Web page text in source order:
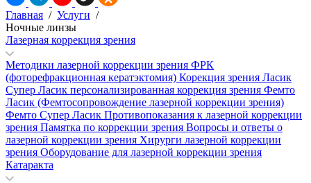
Главная / Услуги /
Ночные линзы
Лазерная коррекция зрения
Методики лазерной коррекции зрения ФРК
(фоторефракционная кератэктомия) Корекция зрения Ласик
Супер Ласик персонализированная коррекция зрения Фемто
Ласик (Фемтосопровождение лазерной коррекции зрения)
Фемто Супер Ласик Противопоказания к лазерной коррекции
зрения Памятка по коррекции зрения Вопросы и ответы о
лазерной коррекции зрения Хирурги лазерной коррекции
зрения Оборудование для лазерной коррекции зрения
Катаракта